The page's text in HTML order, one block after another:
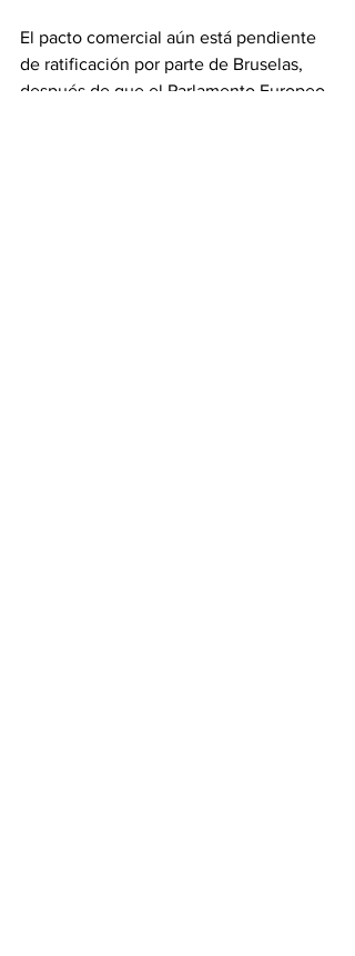
El pacto comercial aún está pendiente
de ratificación por parte de Bruselas,
después de que el Parlamento Europeo